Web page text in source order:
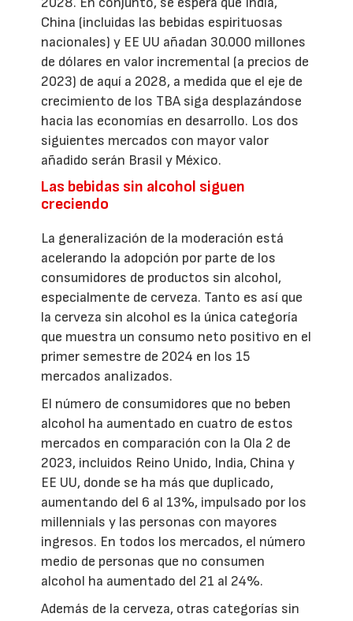
China (incluidas las bebidas espirituosas
nacionales) y EE UU añadan 30.000 millones
de dólares en valor incremental (a precios de
2023) de aquí a 2028, a medida que el eje de
crecimiento de los TBA siga desplazándose
hacia las economías en desarrollo. Los dos
siguientes mercados con mayor valor
añadido serán Brasil y México.
Las bebidas sin alcohol siguen
creciendo
La generalización de la moderación está
acelerando la adopción por parte de los
consumidores de productos sin alcohol,
especialmente de cerveza. Tanto es así que
la cerveza sin alcohol es la única categoría
que muestra un consumo neto positivo en el
primer semestre de 2024 en los 15
mercados analizados.
El número de consumidores que no beben
alcohol ha aumentado en cuatro de estos
mercados en comparación con la Ola 2 de
2023, incluidos Reino Unido, India, China y
EE UU, donde se ha más que duplicado,
aumentando del 6 al 13%, impulsado por los
millennials y las personas con mayores
ingresos. En todos los mercados, el número
medio de personas que no consumen
alcohol ha aumentado del 21 al 24%.
Además de la cerveza, otras categorías sin